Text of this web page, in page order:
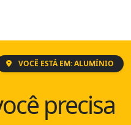
VOCÊ ESTÁ EM: ALUMÍNIO
precisa